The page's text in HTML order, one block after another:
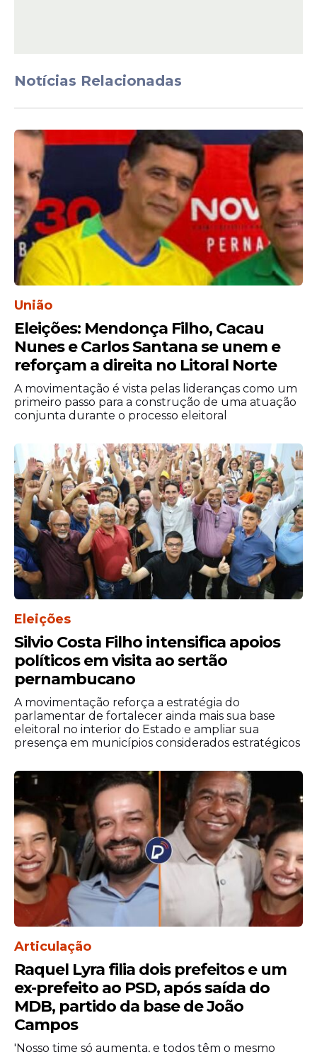
O prefeito de Condado, Albino Silva,
destacou a importância da parceria entre
município e Estado.
“Ao todo, teremos 900 refeições entregues
no município de Condado todos os dias. É
com essa parceria com o Governo do Estado
que pensamos no melhor para o povo
pernambucano”, disse.
Centro de Referência da
Mulher
Além da cozinha, a governadora também
inaugurou o Centro de Referência da
Mulher (CRM) Malba Lúcia Rabelo de
Sousa, equipamento voltado ao
acolhimento e atendimento especializado
de mulheres em situação de violência. O
espaço oferecerá acompanhamento
psicológico, social e orientação jurídica,
além de ações de prevenção,
fortalecimento da autonomia e articulação
com a rede de proteção do município.
O novo CRM integra a política estadual de
expansão da rede de atendimento às
mulheres. Pernambuco contava
anteriormente com 30 centros de
referência e, com a política de
cofinanciamento implementada pelo
Governo do Estado, esse número está
sendo ampliado para 61 unidades em todo
o território pernambucano. O programa
prevê repasse mensal de R$ 15 mil durante
18 meses, além da entrega de kit de
mobília para estruturação dos
equipamentos.
Notícias Relacionadas
União
Eleições: Mendonça Filho, Cacau
Nunes e Carlos Santana se unem e
reforçam a direita no Litoral Norte
A movimentação é vista pelas lideranças como um
primeiro passo para a construção de uma atuação
conjunta durante o processo eleitoral
Eleições
Silvio Costa Filho intensifica apoios
políticos em visita ao sertão
pernambucano
A movimentação reforça a estratégia do
parlamentar de fortalecer ainda mais sua base
eleitoral no interior do Estado e ampliar sua
presença em municípios considerados estratégicos
Articulação
Raquel Lyra filia dois prefeitos e um
ex-prefeito ao PSD, após saída do
MDB, partido da base de João
Campos
'Nosso time só aumenta, e todos têm o mesmo